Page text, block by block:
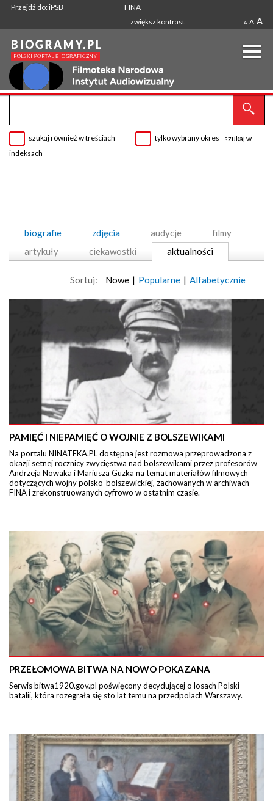
Przejdź do: iPSB
FINA
zwiększ kontrast
A A A
szukaj również w treściach tylko wybrany okres
szukaj w
indeksach
biografie zdjęcia audycje
filmy
artykuły
ciekawostki aktualności
Sortuj: Nowe | Popularne | Alfabetycznie
PAMIĘĆ I NIEPAMIĘĆ O WOJNIE Z BOLSZEWIKAMI
Na portalu NINATEKA.PL dostępna jest rozmowa przeprowadzona z
okazji setnej rocznicy zwycięstwa nad bolszewikami przez profesorów
Andrzeja Nowaka i Mariusza Guzka na temat materiałów filmowych
dotyczących wojny polsko-bolszewickiej, zachowanych w archiwach
FINA i zrekonstruowanych cyfrowo w ostatnim czasie.
PRZEŁOMOWA BITWA NA NOWO POKAZANA
Serwis bitwa1920.gov.pl poświęcony decydującej o losach Polski
batalii, która rozegrała się sto lat temu na przedpolach Warszawy.